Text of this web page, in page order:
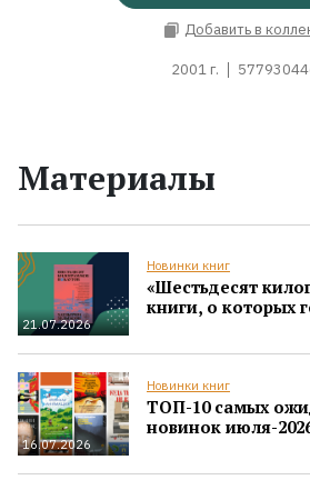
Добавить в
2001 г.
Материалы
21.07.2026
Новинки книг
«Шестьдесят
книги, о которых
16.07.2026
Новинки книг
ТОП-10 самых
новинок июля-